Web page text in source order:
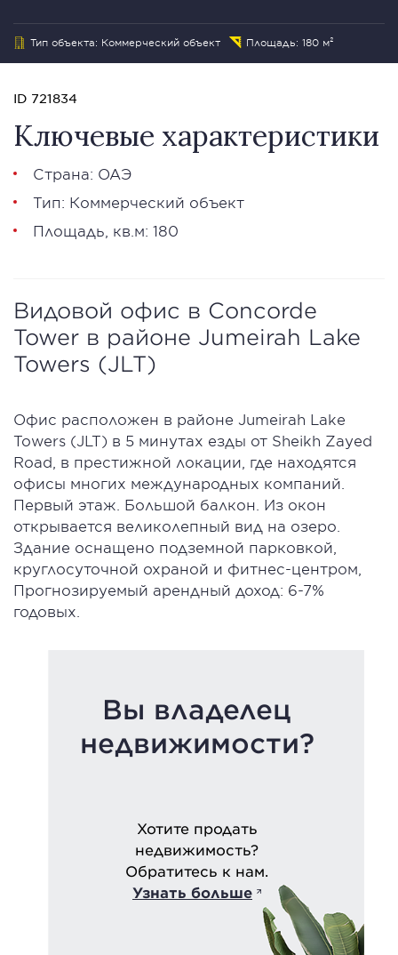
Тип объекта: Коммерческий объект Площадь: 180 м²
ID 721834
Ключевые характеристики
Страна: ОАЭ
Тип: Коммерческий объект
Площадь, кв.м: 180
Видовой офис в Concorde
Tower в районе Jumeirah Lake
Towers (JLT)
Офис расположен в районе Jumeirah Lake
Towers (JLT) в 5 минутах езды от Sheikh Zayed
Road, в престижной локации, где находятся
офисы многих международных компаний.
Первый этаж. Большой балкон. Из окон
открывается великолепный вид на озеро.
Здание оснащено подземной парковкой,
круглосуточной охраной и фитнес-центром,
Прогнозируемый арендный доход: 6-7%
годовых.
Вы владелец
недвижимости?
Хотите продать
недвижимость?
Обратитесь к нам.
Узнать больше